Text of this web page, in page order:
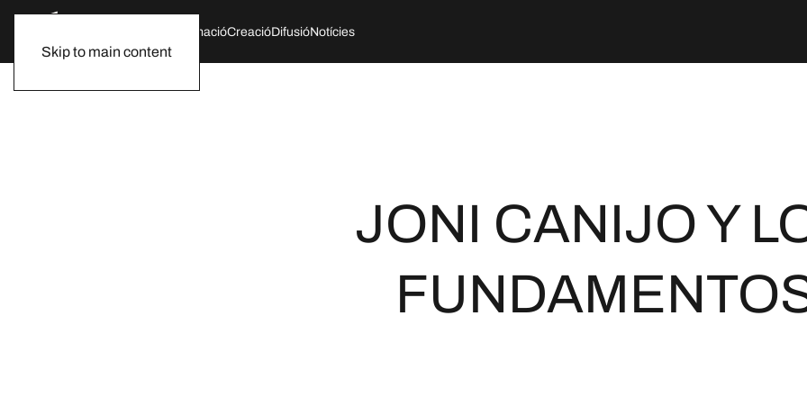
Skip to main content
FormacióCreacióDifusióNotícies
JONI CANIJO Y